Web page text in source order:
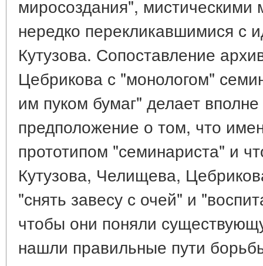
миросоздания",
нередко перекликавшимися с
Кутузова. Сопоставление
Цебрикова с "монологом"
им пуком бумаг" делает
предположение о том, что
прототипом "семинариста" и
Кутузова, Челищева,
"снять завесу с очей" и
чтобы они поняли
нашли правильные пути